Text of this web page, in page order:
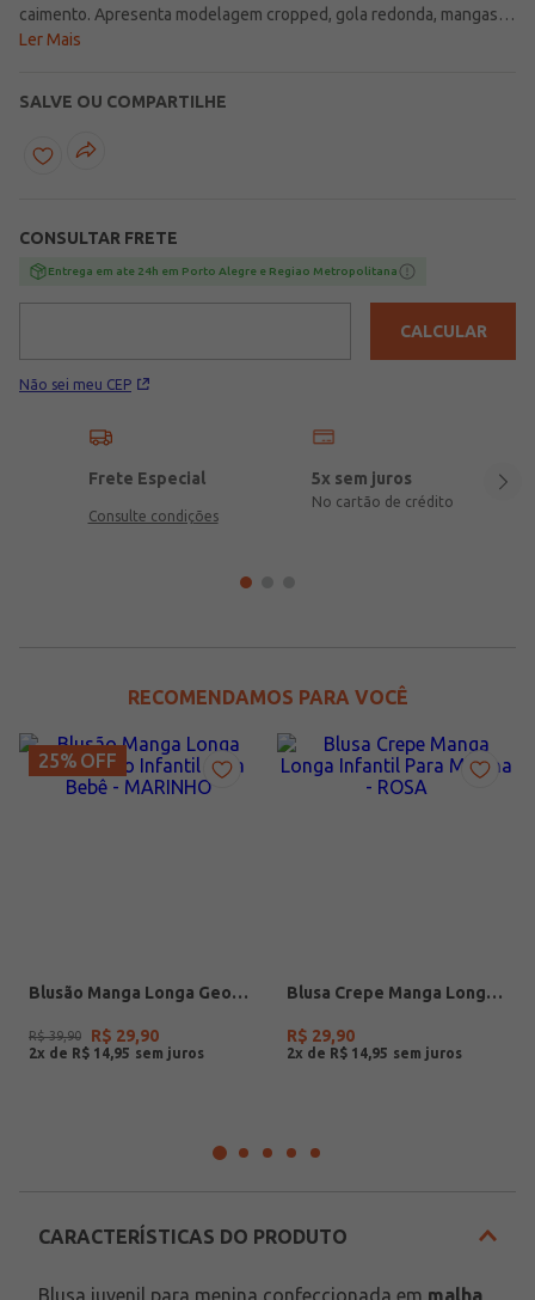
caimento. Apresenta modelagem cropped, gola redonda, mangas
curtas e barra com acabamento simples, compondo um visual
personalidade. Perfeita para compor looks estilosos e confortáveis
para o dia a dia!\n\nTecido: Malha\nComposição: 96% viscose, 04%
elastano
Ler Mais
SALVE OU COMPARTILHE
CONSULTAR FRETE
Entrega em ate 24h em Porto Alegre e Regiao Metropolitana
Não sei meu CEP
CALCULAR
Frete Especial
Consulte condições
5x sem juros
No cartão de crédito
RECOMENDAMOS PARA VOCÊ
25% OFF
Blusão Manga Longa Geométrico Infantil Para Bebê - MARINHO
R$ 39,90 R$ 29,90
2x de R$ 14 95
Blusa Crepe Manga Longa Infantil Para Menina - ROSA
R$ 29,90
2x de R$ 14 95
CARACTERÍSTICAS DO PRODUTO
Blusa juvenil para menina confeccionada em malha